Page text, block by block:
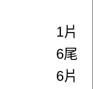
1片
6尾
6片